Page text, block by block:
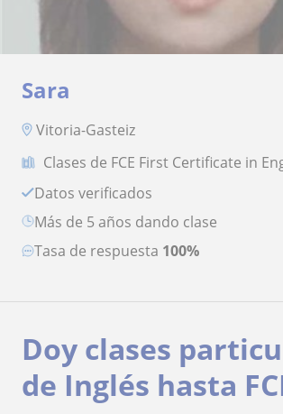
Sara
Vitoria-Gasteiz
Clases de FCE First Certificate in
Datos verificados
más de 5 años dando clase
Tasa de respuesta 100%
Doy clases
de Inglés hasta